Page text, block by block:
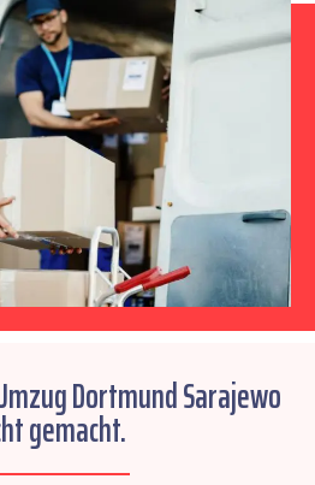
Dortmund Sarajewo
gemacht.